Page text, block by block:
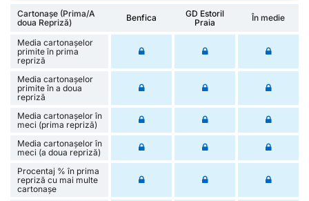
Cartonașe (Prima/A
doua Repriză)
Benfica
GD Estoril
Praia
În medie
Media cartonașelor
primite în prima
repriză
Media cartonașelor
primite în a doua
repriză
Media cartonașelor în
meci (prima repriză)
Media cartonașelor în
meci (a doua repriză)
Procentaj % în prima
repriză cu mai multe
cartonașe